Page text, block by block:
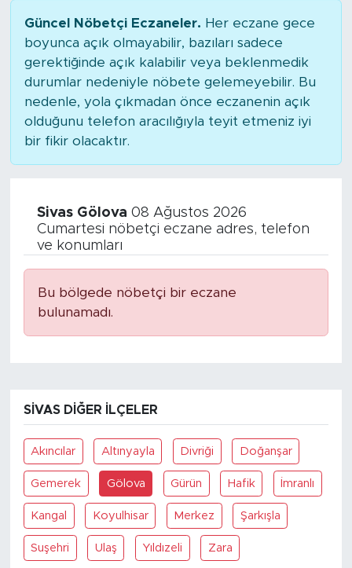
Güncel Nöbetçi Eczaneler. Her eczane gece
boyunca açık olmayabilir, bazıları sadece
gerektiğinde açık kalabilir veya beklenmedik
durumlar nedeniyle nöbete gelemeyebilir. Bu
nedenle, yola çıkmadan önce eczanenin açık
olduğunu telefon aracılığıyla teyit etmeniz iyi
bir fikir olacaktır.
Sivas Gölova 08 Ağustos 2026
Cumartesi nöbetçi eczane adres, telefon
ve konumları
Bu bölgede nöbetçi bir eczane
bulunamadı.
SIVAS DIĞER İLÇELER
Akıncılar Altınyayla Divriği Doğanşar
Gemerek Gölova Gürün Hafik İmranlı
Kangal Koyulhisar Merkez Şarkışla
Suşehri Ulaş Yıldızeli Zara